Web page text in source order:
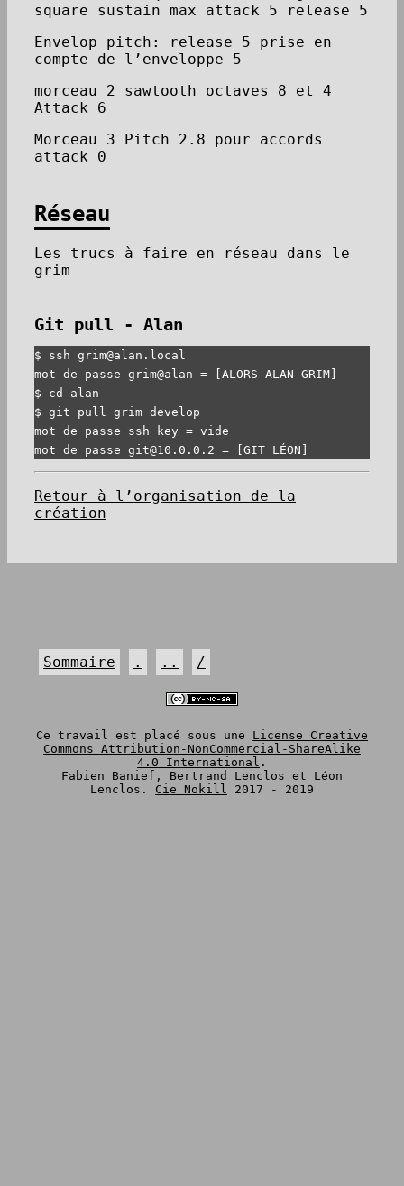
square sustain max attack 5 release 5
Envelop pitch: release 5 prise en
compte de l’enveloppe 5
morceau 2 sawtooth octaves 8 et 4
Attack 6
Morceau 3 Pitch 2.8 pour accords
attack 0
Réseau
Les trucs à faire en réseau dans le
grim
Git pull - Alan
$ ssh grim@alan.local
mot de passe grim@alan = [ALORS ALAN GRIM]
$ cd alan
$ git pull grim develop
mot de passe ssh key = vide
Retour à l’organisation de la
création
Sommaire . .. /
Ce travail est placé sous une License Creative
Commons Attribution-NonCommercial-ShareAlike
4.0 International .
Fabien Banief, Bertrand Lenclos et Léon
Lenclos. Cie Nokill 2017 - 2019